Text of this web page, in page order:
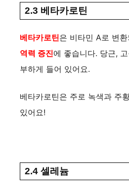
2.3 베타카로틴
베타카로틴은 비타민 A로 변환
역력 증진에 좋습니다. 당근,
부하게 들어 있어요.
베타카로틴은 주로 녹색과 주
있어요!
2.4 셀레늄